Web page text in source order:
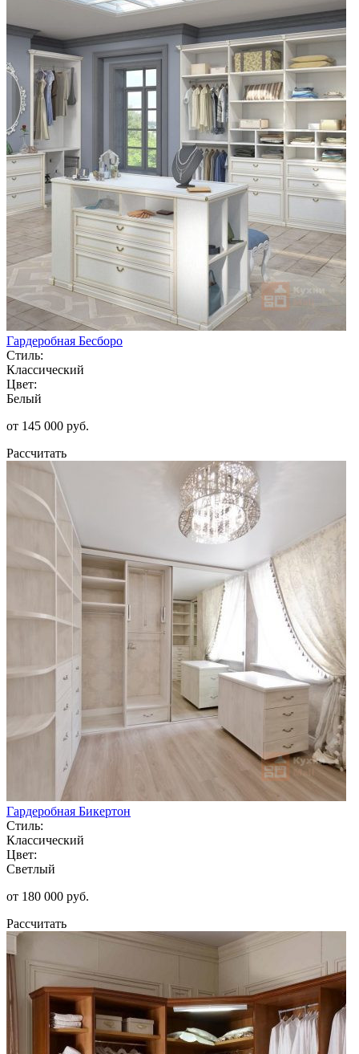
Гардеробная Бесборо
Стиль:
Классический
Цвет:
Белый
от 145 000 руб.
Рассчитать
Гардеробная Бикертон
Стиль:
Классический
Цвет:
Светлый
от 180 000 руб.
Рассчитать